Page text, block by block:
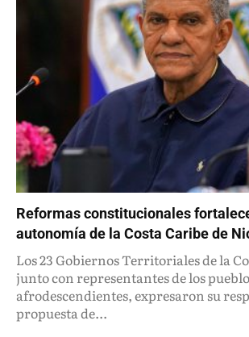
Reformas constitucionales
autonomía de la Costa Caribe de
Los 23 Gobiernos Territoriales de la
junto con representantes de los
afrodescendientes, expresaron su
propuesta de...